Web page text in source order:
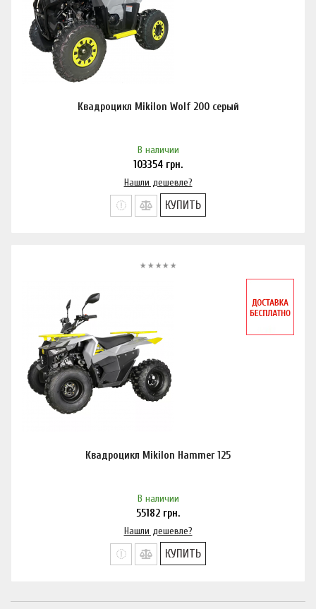
Квадроцикл Mikilon Wolf 200 серый
В наличии
103354 грн.
Нашли дешевле?
КУПИТЬ
Квадроцикл Mikilon Hammer 125
В наличии
55182 грн.
Нашли дешевле?
КУПИТЬ